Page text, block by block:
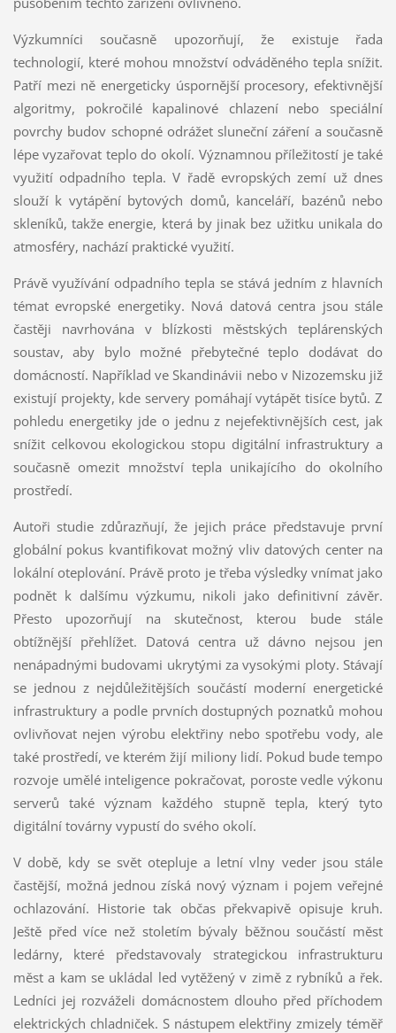
Výzkumníci současně upozorňují, že existuje řada
technologií, které mohou množství odváděného tepla snížit.
Patří mezi ně energeticky úspornější procesory, efektivnější
algoritmy, pokročilé kapalinové chlazení nebo speciální
povrchy budov schopné odrážet sluneční záření a současně
lépe vyzařovat teplo do okolí. Významnou příležitostí je také
využití odpadního tepla. V řadě evropských zemí už dnes
slouží k vytápění bytových domů, kanceláří, bazénů nebo
skleníků, takže energie, která by jinak bez užitku unikala do
atmosféry, nachází praktické využití.
Právě využívání odpadního tepla se stává jedním z hlavních
témat evropské energetiky. Nová datová centra jsou stále
častěji navrhována v blízkosti městských teplárenských
soustav, aby bylo možné přebytečné teplo dodávat do
domácností. Například ve Skandinávii nebo v Nizozemsku již
existují projekty, kde servery pomáhají vytápět tisíce bytů. Z
pohledu energetiky jde o jednu z nejefektivnějších cest, jak
snížit celkovou ekologickou stopu digitální infrastruktury a
současně omezit množství tepla unikajícího do okolního
prostředí.
Autoři studie zdůrazňují, že jejich práce představuje první
globální pokus kvantifikovat možný vliv datových center na
lokální oteplování. Právě proto je třeba výsledky vnímat jako
podnět k dalšímu výzkumu, nikoli jako definitivní závěr.
Přesto upozorňují na skutečnost, kterou bude stále
obtížnější přehlížet. Datová centra už dávno nejsou jen
nenápadnými budovami ukrytými za vysokými ploty. Stávají
se jednou z nejdůležitějších součástí moderní energetické
infrastruktury a podle prvních dostupných poznatků mohou
ovlivňovat nejen výrobu elektřiny nebo spotřebu vody, ale
také prostředí, ve kterém žijí miliony lidí. Pokud bude tempo
rozvoje umělé inteligence pokračovat, poroste vedle výkonu
serverů také význam každého stupně tepla, který tyto
digitální továrny vypustí do svého okolí.
V době, kdy se svět otepluje a letní vlny veder jsou stále
častější, možná jednou získá nový význam i pojem veřejné
ochlazování. Historie tak občas překvapivě opisuje kruh.
Ještě před více než stoletím bývaly běžnou součástí měst
ledárny, které představovaly strategickou infrastrukturu
měst a kam se ukládal led vytěžený v zimě z rybníků a řek.
Ledníci jej rozváželi domácnostem dlouho před příchodem
elektrických chladniček. S nástupem elektřiny zmizely téměř